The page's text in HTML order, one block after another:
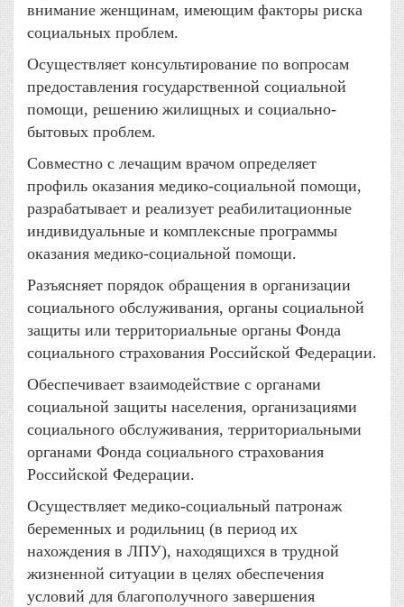
внимание женщинам, имеющим факторы риска
социальных проблем.
Осуществляет консультирование по вопросам
предоставления государственной социальной
помощи, решению жилищных и социально-
бытовых проблем.
Совместно с лечащим врачом определяет
профиль оказания медико-социальной помощи,
разрабатывает и реализует реабилитационные
индивидуальные и комплексные программы
оказания медико-социальной помощи.
Разъясняет порядок обращения в организации
социального обслуживания, органы социальной
защиты или территориальные органы Фонда
социального страхования Российской Федерации.
Обеспечивает взаимодействие с органами
социальной защиты населения, организациями
социального обслуживания, территориальными
органами Фонда социального страхования
Российской Федерации.
Осуществляет медико-социальный патронаж
беременных и родильниц (в период их
нахождения в ЛПУ), находящихся в трудной
жизненной ситуации в целях обеспечения
условий для благополучного завершения